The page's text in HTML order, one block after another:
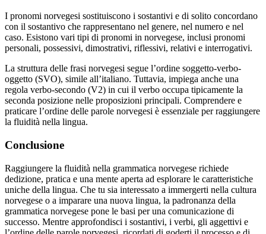
I pronomi norvegesi sostituiscono i sostantivi e di solito concordano
con il sostantivo che rappresentano nel genere, nel numero e nel
caso. Esistono vari tipi di pronomi in norvegese, inclusi pronomi
personali, possessivi, dimostrativi, riflessivi, relativi e interrogativi.
La struttura delle frasi norvegesi segue l’ordine soggetto-verbo-
oggetto (SVO), simile all’italiano. Tuttavia, impiega anche una
regola verbo-secondo (V2) in cui il verbo occupa tipicamente la
seconda posizione nelle proposizioni principali. Comprendere e
praticare l’ordine delle parole norvegesi è essenziale per raggiungere
la fluidità nella lingua.
Conclusione
Raggiungere la fluidità nella grammatica norvegese richiede
dedizione, pratica e una mente aperta ad esplorare le caratteristiche
uniche della lingua. Che tu sia interessato a immergerti nella cultura
norvegese o a imparare una nuova lingua, la padronanza della
grammatica norvegese pone le basi per una comunicazione di
successo. Mentre approfondisci i sostantivi, i verbi, gli aggettivi e